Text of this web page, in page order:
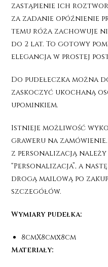
zastąpienie ich
za zadanie opóźnienie
temu róża zachowuje
do 2 lat. To gotowy
elegancja w prostej
Do pudełeczka można
zaskoczyć ukochaną
upominkiem.
Istnieje możliwość
graweru na
z personalizacją
“Personalizacja”, a
drogą mailową po
szczegółów.
Wymiary pudełka:
8cmX8cmx8cm
Materiały: